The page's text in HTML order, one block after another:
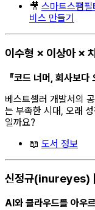
🎥 스마트스팸
비스 만들기
이수형 × 이상아 ×
『코드 너머, 회사보
베스트셀러 개발서의
는 부족한 시대, 오래
일까요?
📖 도서 정보
신정규(inureyes)
AI와 클라우드를 아우